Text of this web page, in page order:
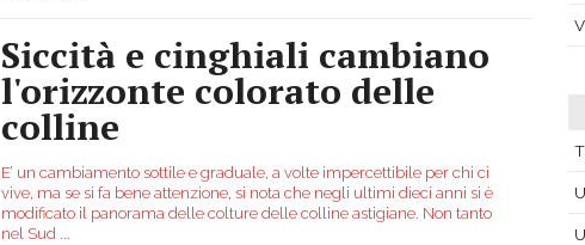
Siccità e cinghiali cambiano
l'orizzonte colorato delle
colline
E’ un cambiamento sottile e graduale, a volte impercettibile per chi ci
vive, ma se si fa bene attenzione, si nota che negli ultimi dieci anni si è
modificato il panorama delle colture delle colline astigiane. Non tanto
nel Sud